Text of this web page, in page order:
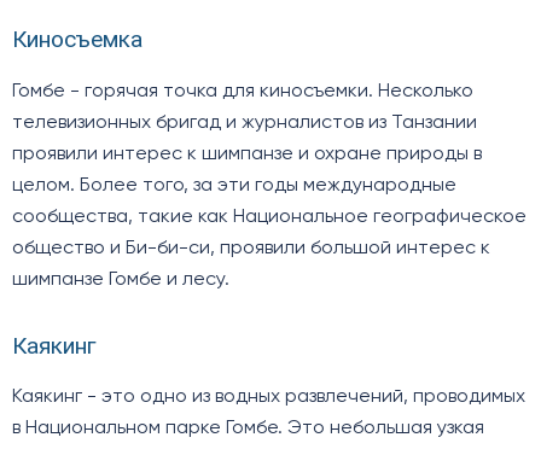
Киносъемка
Гомбе - горячая точка для киносъемки. Несколько
телевизионных бригад и журналистов из Танзании
проявили интерес к шимпанзе и охране природы в
целом. Более того, за эти годы международные
сообщества, такие как Национальное географическое
общество и Би-би-си, проявили большой интерес к
шимпанзе Гомбе и лесу.
Каякинг
Каякинг - это одно из водных развлечений, проводимых
в Национальном парке Гомбе. Это небольшая узкая